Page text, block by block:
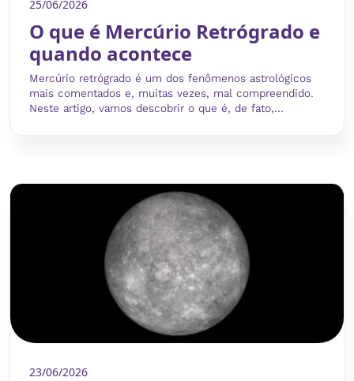
25/06/2026
O que é Mercúrio Retrógrado e
quando acontece
Mercúrio retrógrado é um dos fenômenos astrológicos
mais comentados e, muitas vezes, mal compreendido.
Neste artigo, vamos descobrir o que é, de fato,...
23/06/2026